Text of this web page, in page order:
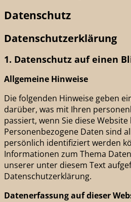
Datenschutz
Datenschutz­erklärung
1. Datenschutz auf einen
Allgemeine Hinweise
Die folgenden Hinweise geben
darüber, was mit Ihren
passiert, wenn Sie diese Website
Personenbezogene Daten sind
persönlich identifiziert werden
Informationen zum Thema
unserer unter diesem Text
Datenschutzerklärung.
Datenerfassung auf dieser